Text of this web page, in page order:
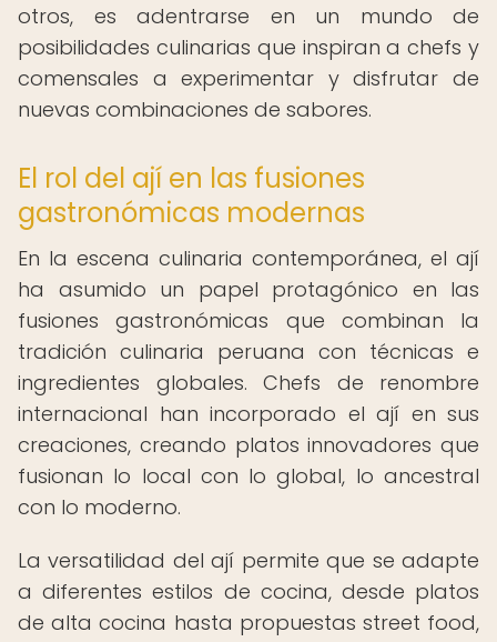
otros, es adentrarse en un mundo de
posibilidades culinarias que inspiran a chefs y
comensales a experimentar y disfrutar de
nuevas combinaciones de sabores.
El rol del ají en las fusiones
gastronómicas modernas
En la escena culinaria contemporánea, el ají
ha asumido un papel protagónico en las
fusiones gastronómicas que combinan la
tradición culinaria peruana con técnicas e
ingredientes globales. Chefs de renombre
internacional han incorporado el ají en sus
creaciones, creando platos innovadores que
fusionan lo local con lo global, lo ancestral
con lo moderno.
La versatilidad del ají permite que se adapte
a diferentes estilos de cocina, desde platos
de alta cocina hasta propuestas street food,